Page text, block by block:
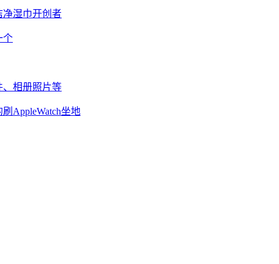
净湿巾开创者
个
、相册照片等
AppleWatch坐地